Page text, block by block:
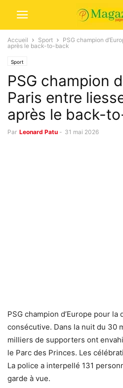
Accueil Sport
PSG champion
après le back-to-back
Sport
PSG champion
Paris entre
après le back-
Par Leonard Patu - 31 mai 2026
PSG champion d’Europe pour la
consécutive. Dans la nuit du 30
milliers de supporters ont
le Parc des Princes. Les
La police a interpellé 131
garde à vue.